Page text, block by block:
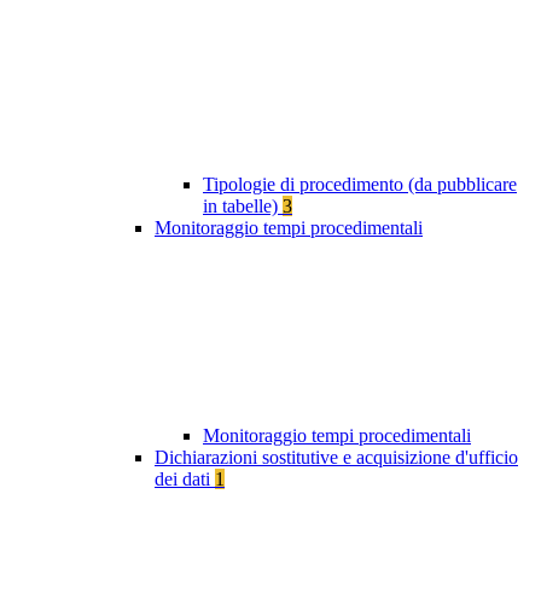
Tipologie di procedimento (da pubblicare
in tabelle) 3
Monitoraggio tempi procedimentali
Monitoraggio tempi procedimentali
Dichiarazioni sostitutive e acquisizione d'ufficio
dei dati 1